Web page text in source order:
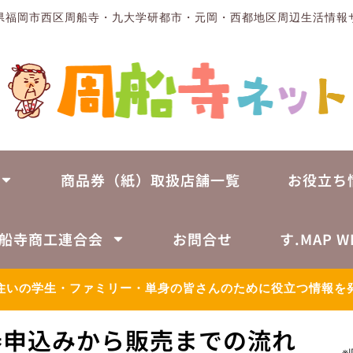
福岡市西区周船寺・九大学研都市・元岡・西都地区周辺生活情報
商品券（紙）取扱店舗一覧 お役立ち
寺商工連合会 お問合せ す.MAP
いの学生・ファミリー・単身の皆さんのために役立つ情報を
込みから販売までの流れ